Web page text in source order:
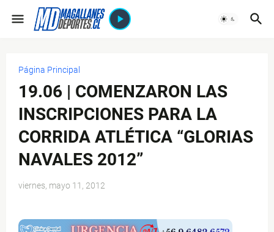
Página Principal
19.06 | COMENZARON LAS
INSCRIPCIONES PARA LA
CORRIDA ATLÉTICA “GLORIAS
NAVALES 2012”
viernes, mayo 11, 2012